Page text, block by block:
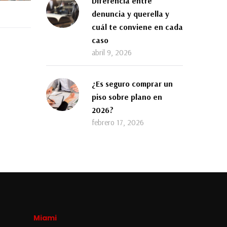
denuncia y querella y
cuál te conviene en cada
caso
abril 9, 2026
¿Es seguro comprar un
piso sobre plano en
2026?
febrero 17, 2026
Miami